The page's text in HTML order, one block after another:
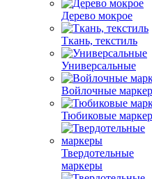
Дерево мокрое
Ткань, текстиль
Универсальные
Войлочные
Тюбиковые
Твердотельные
маркеры